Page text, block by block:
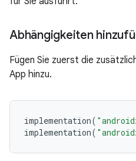
Abhängigkeiten
Fügen Sie zuerst die
App hinzu.
implementation(
implementation(